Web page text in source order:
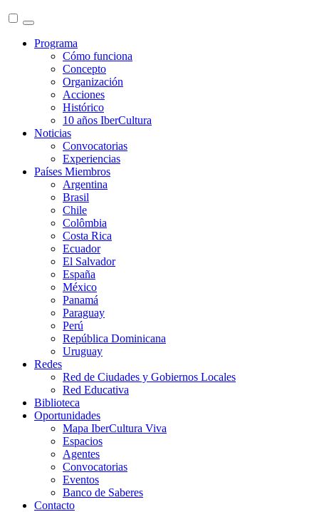
Programa
Cómo funciona
Concepto
Organización
Acciones
Histórico
10 años IberCultura
Noticias
Convocatorias
Experiencias
Países Miembros
Argentina
Brasil
Chile
Colômbia
Costa Rica
Ecuador
El Salvador
España
México
Panamá
Paraguay
Perú
República Dominicana
Uruguay
Redes
Red de Ciudades y Gobiernos Locales
Red Educativa
Biblioteca
Oportunidades
Mapa IberCultura Viva
Espacios
Agentes
Convocatorias
Eventos
Banco de Saberes
Contacto